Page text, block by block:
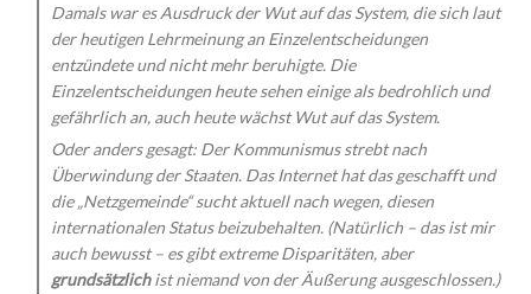
Damals war es Ausdruck der Wut auf das System, die sich laut
der heutigen Lehrmeinung an Einzelentscheidungen
entzündete und nicht mehr beruhigte. Die
Einzelentscheidungen heute sehen einige als bedrohlich und
gefährlich an, auch heute wächst Wut auf das System.
Oder anders gesagt: Der Kommunismus strebt nach
Überwindung der Staaten. Das Internet hat das geschafft und
die „Netzgemeinde“ sucht aktuell nach wegen, diesen
internationalen Status beizubehalten. (Natürlich – das ist mir
auch bewusst – es gibt extreme Disparitäten, aber
grundsätzlichist niemand von der Äußerung ausgeschlossen.)